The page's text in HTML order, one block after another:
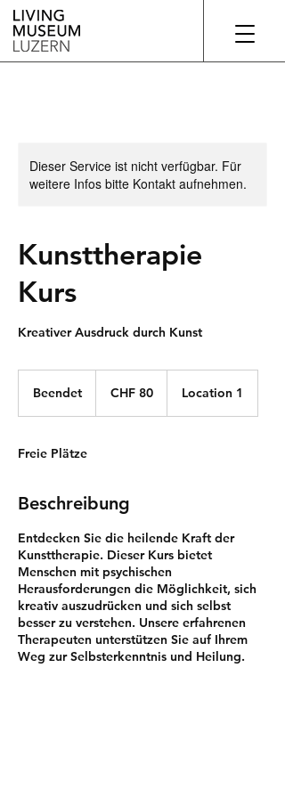
Dieser Service ist nicht verfügbar. Für
weitere Infos bitte Kontakt aufnehmen.
Kunsttherapie
Kurs
Kreativer Ausdruck durch Kunst
Beendet
d
t
Franken
CHF 80 Location 1
Freie Plätze
Beschreibung
Entdecken Sie die heilende Kraft der
Kunsttherapie. Dieser Kurs bietet
Menschen mit psychischen
Herausforderungen die Möglichkeit, sich
kreativ auszudrücken und sich selbst
besser zu verstehen. Unsere erfahrenen
Therapeuten unterstützen Sie auf Ihrem
Weg zur Selbsterkenntnis und Heilung.